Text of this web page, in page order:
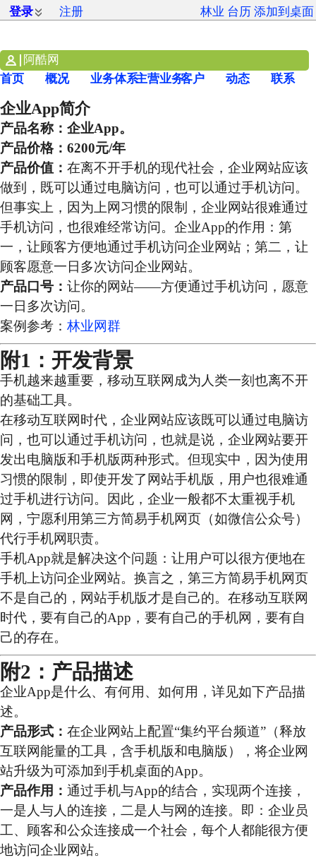
登录 注册 林业 台历 添加到桌面
阿酷网
首页
概况 业务体系主营业务客户 动态 联系
企业App简介
产品名称： 企业App。
产品价格： 6200元/年
产品价值： 在离不开手机的现代社会，企业网站应该
做到，既可以通过电脑访问，也可以通过手机访问。
但事实上，因为上网习惯的限制，企业网站很难通过
手机访问，也很难经常访问。企业App的作用：第
一，让顾客方便地通过手机访问企业网站；第二，让
顾客愿意一日多次访问企业网站。
产品口号： 让你的网站——方便通过手机访问，愿意
一日多次访问。
案例参考： 林业网群
附1：开发背景
手机越来越重要，移动互联网成为人类一刻也离不开
的基础工具。
在移动互联网时代，企业网站应该既可以通过电脑访
问，也可以通过手机访问，也就是说，企业网站要开
发出电脑版和手机版两种形式。但现实中，因为使用
习惯的限制，即使开发了网站手机版，用户也很难通
过手机进行访问。因此，企业一般都不太重视手机
网，宁愿利用第三方简易手机网页（如微信公众号）
代行手机网职责。
手机App就是解决这个问题：让用户可以很方便地在
手机上访问企业网站。换言之，第三方简易手机网页
不是自己的，网站手机版才是自己的。在移动互联网
时代，要有自己的App，要有自己的手机网，要有自
己的存在。
附2：产品描述
企业App是什么、有何用、如何用，详见如下产品描
述。
产品形式： 在企业网站上配置“集约平台频道”（释放
互联网能量的工具，含手机版和电脑版），将企业网
站升级为可添加到手机桌面的App。
产品作用： 通过手机与App的结合，实现两个连接，
一是人与人的连接，二是人与网的连接。即：企业员
工、顾客和公众连接成一个社会，每个人都能很方便
地访问企业网站。